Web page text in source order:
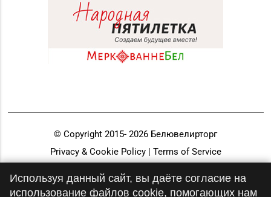
© Copyright 2015- 2026 Белювелирторг
Privacy & Cookie Policy | Terms of Service
Используя данный сайт, вы даёте согласие на
использование файлов cookie, помогающих нам